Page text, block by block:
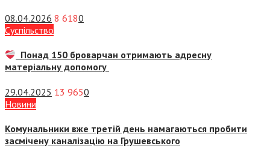
08.04.2026 8 6180
Суспiльство
Понад 150 броварчан отримають адресну
матеріальну допомогу
29.04.2025 13 9650
Новини
Комунальники вже третій день намагаються пробити
засмічену каналізацію на Грушевського